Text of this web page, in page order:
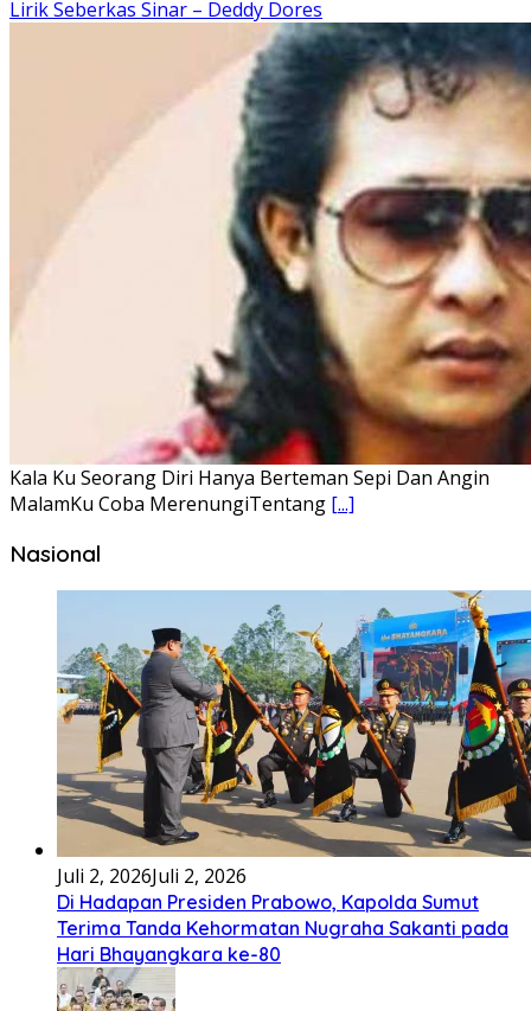
Ena’o natola ukhamoHaga mbawa ba desa’aUhalo ube’e
khomoUohe ia ube bangaimo Ena’o[...]
Lirik Lagu FAFOFA Ciptaan Fajar Halawa Vocal Rendi Gulo